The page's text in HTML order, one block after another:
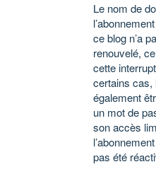
Le nom de
ce blog n’a
renouvelé,
cette
certains cas,
également
un mot de
son accès
pas été